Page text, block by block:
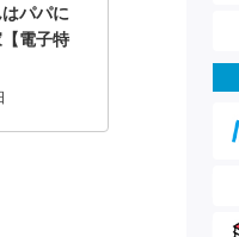
パパに
電子特